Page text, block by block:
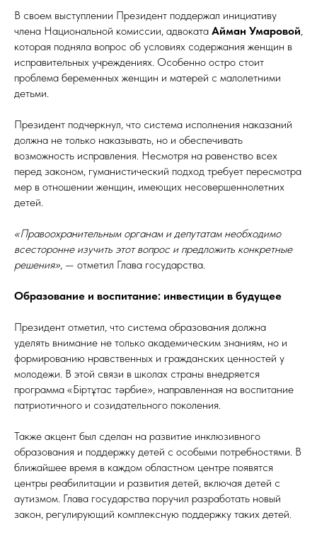
В своем выступлении Президент поддержал инициативу
члена Национальной комиссии, адвоката Айман Умаровой
которая подняла вопрос об условиях содержания женщин в
исправительных учреждениях. Особенно остро стоит
проблема беременных женщин и матерей с малолетними
детьми.
Президент подчеркнул, что система исполнения наказаний
должна не только наказывать, но и обеспечивать
возможность исправления. Несмотря на равенство всех
перед законом, гуманистический подход требует пересмотра
мер в отношении женщин, имеющих несовершеннолетних
детей.
«Правоохранительным органам и депутатам необходимо
всесторонне изучить этот вопрос и предложить конкретные
решения» , — отметил Глава государства.
Образование и воспитание: инвестиции в будущее
Президент отметил, что система образования должна
уделять внимание не только академическим знаниям, но и
формированию нравственных и гражданских ценностей у
молодежи. В этой связи в школах страны внедряется
программа «Біртұтас тәрбие», направленная на воспитание
патриотичного и созидательного поколения.
Также акцент был сделан на развитие инклюзивного
образования и поддержку детей с особыми потребностями. В
ближайшее время в каждом областном центре появятся
центры реабилитации и развития детей, включая детей с
аутизмом. Глава государства поручил разработать новый
закон, регулирующий комплексную поддержку таких детей.